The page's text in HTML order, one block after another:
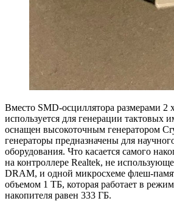
Вместо SMD-осциллятора размерами 2
используется для генерации тактовых
оснащен высокоточным генератором
генераторы предназначены для
оборудования. Что касается самого
на контроллере Realtek, не
DRAM, и одной микросхеме флеш-
объемом 1 ТБ, которая работает в
накопителя равен 333 ГБ.